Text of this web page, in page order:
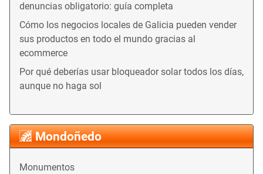
Mondoñedo
Monumentos
denuncias obligatorio: guía completa
Cómo los negocios locales de Galicia pueden vender
sus productos en todo el mundo gracias al
ecommerce
Por qué deberías usar bloqueador solar todos los días,
aunque no haga sol